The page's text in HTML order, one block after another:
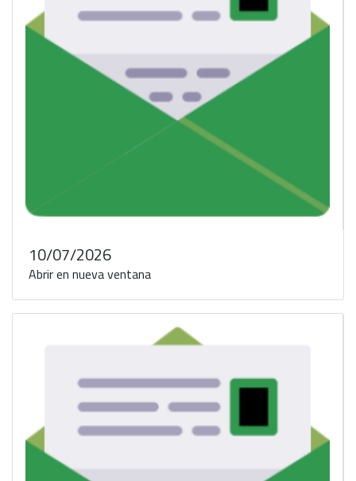
10/07/2026
Abrir en nueva ventana